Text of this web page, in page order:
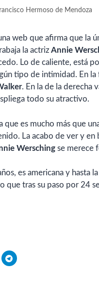
Hermoso de Mendoza
web que afirma que la
la actrizAnnie
Lo de caliente, está
tipo de intimidad. En
. En la de la derecha
todo su atractivo.
que es mucho más que
La acabo de ver y
Wersching se merece
es americana y hasta
que tras su paso por 24